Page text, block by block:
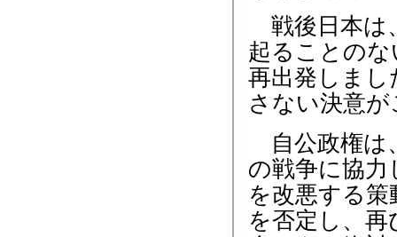
戦後日本は
起ることの
再出発しまし
さない決意
自公政権は
の戦争に協
を改悪する
を否定し、